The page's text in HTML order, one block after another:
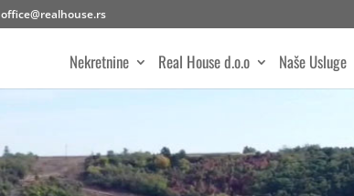
office@realhouse.rs
Nekretnine Real House d.o.o Naše Usluge